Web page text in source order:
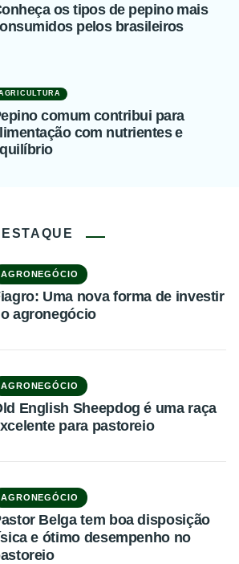
os tipos de pepino mais
pelos brasileiros
comum contribui para
com nutrientes e
AGRONEGÓCIO
Uma nova forma de investir
agronegócio
AGRONEGÓCIO
English Sheepdog é uma raça
para pastoreio
AGRONEGÓCIO
Belga tem boa disposição
e ótimo desempenho no